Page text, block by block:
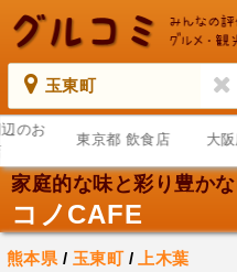
玉東町
のお
東京都 飲食店 大
家庭的な味と彩り豊かな
コノCAFE
熊本県 / 玉東町/
上木葉